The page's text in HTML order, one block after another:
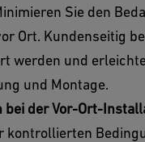
Sie den
Ort. Kundenseitig
werden und
und Montage.
der Vor-Ort-
kontrollierten